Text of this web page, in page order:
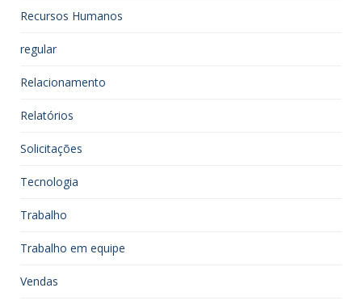
Recursos Humanos
regular
Relacionamento
Relatórios
Solicitações
Tecnologia
Trabalho
Trabalho em equipe
Vendas